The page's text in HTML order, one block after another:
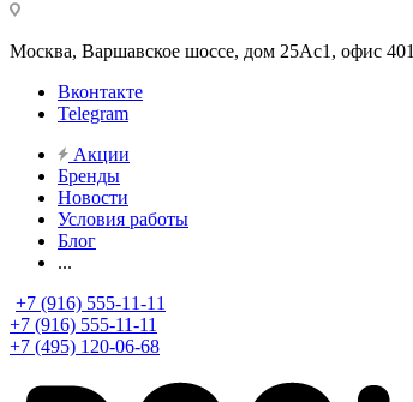
Москва, Варшавское шоссе, дом 25Аc1, офис 401
Вконтакте
Telegram
Акции
Бренды
Новости
Условия работы
Блог
...
+7 (916) 555-11-11
+7 (916) 555-11-11
+7 (495) 120-06-68